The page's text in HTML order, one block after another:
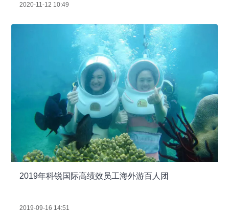
2020-11-12 10:49
2019年科锐国际高绩效员工海外游百人团
2019-09-16 14:51